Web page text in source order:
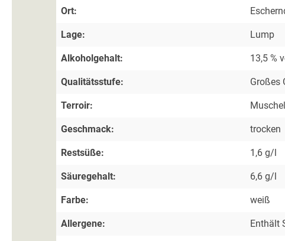
Ort:
Lage: Lump
Alkoholgehalt: 13,5 %
Qualitätsstufe: Großes
Terroir:
Geschmack: trocken
Restsüße: 1,6 g/l
Säuregehalt: 6,6 g/l
Farbe: weiß
Allergene: Enthält